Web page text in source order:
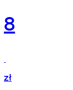
8
zł